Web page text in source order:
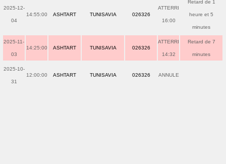
2025-12-
04
14:55:00 ASHTART TUNISAVIA 026326
ATTERRI
16:00
Retard de 1
heure et 5
minutes
2025-11-
03
14:25:00 ASHTART TUNISAVIA 026326
ATTERRI
14:32
Retard de 7
minutes
2025-10-
31
12:00:00 ASHTART TUNISAVIA 026326 ANNULE